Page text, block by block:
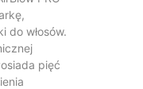
do włosów.
pięć